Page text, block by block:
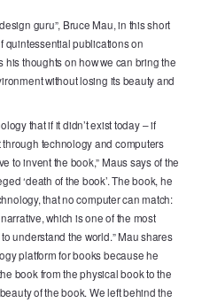
guru”, Bruce Mau, in this short
quintessential publications on
thoughts on how we can bring the
without losing its beauty and
that if it didn’t exist today – if
technology and computers
to invent the book,” Maus says of the
‘death of the book’. The book, he
that no computer can match:
which is one of the most
understand the world.” Mau shares
platform for books because he
book from the physical book to the
of the book. We left behind the